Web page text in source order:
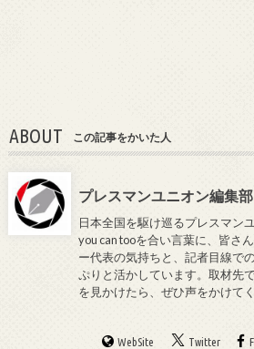
ABOUT この記事をかいた人
プレスマンユニオン編集部
日本全国を駆け巡るプレスマン
you can tooを合い言葉に、皆さ
ー代表の気持ちと、記者目線で
ぷりと活かしています。取材先
を見かけたら、ぜひ声をかけて
WebSite Twitter